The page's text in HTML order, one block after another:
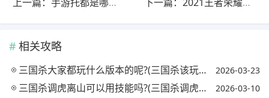
相关攻略
三国杀大家都玩什么版本的呢?(三国杀该玩哪个版本) 2026-03-23
三国杀调虎离山可以用技能吗?(三国杀调虎离山有什么用) 2026-03-10